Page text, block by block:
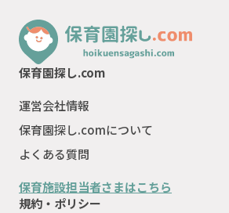
保育園探し.com
運営会社情報
保育園探し.comについて
よくある質問
保育施設担当者さまはこちら
規約・ポリシー